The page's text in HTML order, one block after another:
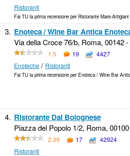
Ristoranti
Fai TU la prima recensione per Ristorante Mare-
3. Enoteca / Wine Bar Antica
Via della Croce 76/b, Roma, 00142
1.5 19
4427
Enoteche/ Ristoranti
Fai TU la prima recensione per Enoteca / Wine Bar
4. Ristorante Dal Bolognese
Piazza del Popolo 1/2, Roma,
2.39 17
42924
Ristoranti